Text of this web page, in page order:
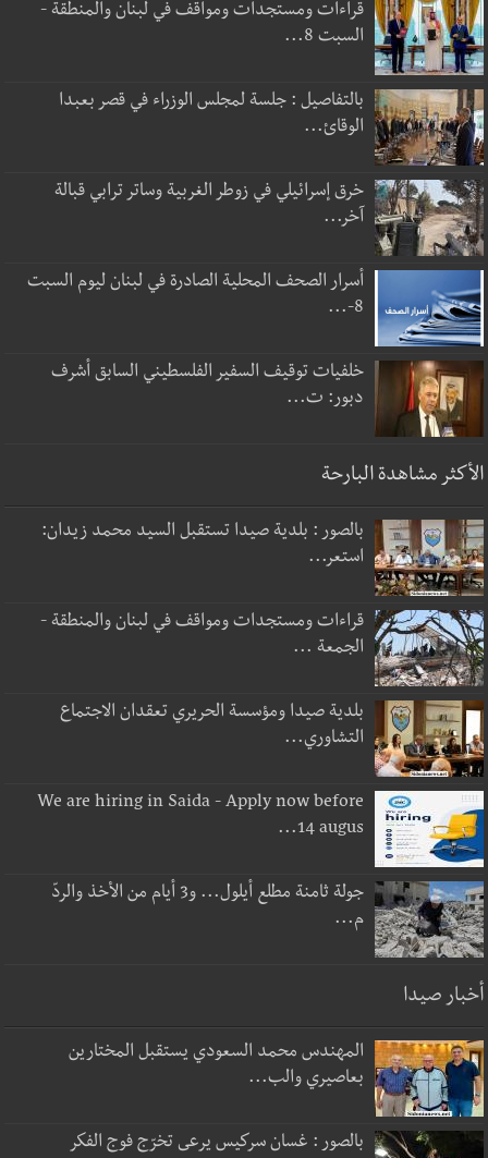
قراءات ومستجدات ومواقف في لبنان والمنطقة -
السبت 8...
بالتفاصيل : جلسة لمجلس الوزراء في قصر بعبدا
الوقائ...
خرق إسرائيلي في زوطر الغربية وساتر ترابي قبالة
آخر...
أسرار الصحف المحلية الصادرة في لبنان ليوم السبت
8-...
خلفيات توقيف السفير الفلسطيني السابق أشرف
دبور: ت...
الأكثر مشاهدة البارحة
بالصور : بلدية صيدا تستقبل السيد محمد زيدان:
استعر...
قراءات ومستجدات ومواقف في لبنان والمنطقة -
الجمعة ...
بلدية صيدا ومؤسسة الحريري تعقدان الاجتماع
التشاوري...
We are hiring in Saida - Apply now before
14 augus...
جولة ثامنة مطلع أيلول... و3 أيام من الأخذ والردّ
م...
أخبار صيدا
المهندس محمد السعودي يستقبل المختارين
بعاصيري والب...
بالصور : غسان سركيس يرعى تخرّج فوج الفكر